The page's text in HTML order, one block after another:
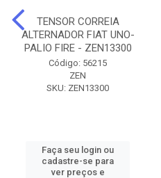
TENSOR CORREIA
ALTERNADOR FIAT UNO-
PALIO FIRE - ZEN13300
Código: 56215
ZEN
SKU: ZEN13300
Faça seu login ou
cadastre-se para
ver preços e